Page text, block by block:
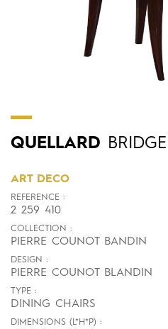
QUELLARD BRIDGE
ART DECO
REFERENCE :
2 259 410
COLLECTION :
PIERRE COUNOT BANDIN
DESIGN :
PIERRE COUNOT BLANDIN
TYPE :
DINING CHAIRS
DIMENSIONS (L*H*P) :